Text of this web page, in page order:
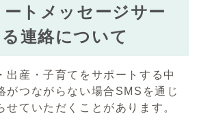
トメッセージサー
連絡について
出産・子育てをサポートする中
がつながらない場合SMSを通じ
せていただくことがあります。